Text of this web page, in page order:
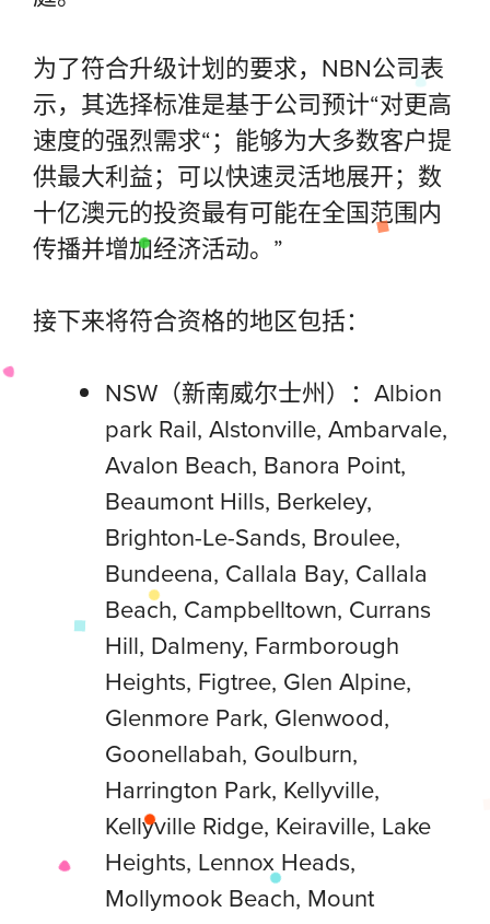
为了符合升级计划的要求，NBN公司表
示，其选择标准是基于公司预计“对更高
速度的强烈需求“；能够为大多数客户提
供最大利益；可以快速灵活地展开；数
十亿澳元的投资最有可能在全国范围内
传播并增加经济活动。”
接下来将符合资格的地区包括：
NSW（新南威尔士州）：Albion
park Rail, Alstonville, Ambarvale,
Avalon Beach, Banora Point,
Beaumont Hills, Berkeley,
Brighton-Le-Sands, Broulee,
Bundeena, Callala Bay, Callala
Beach, Campbelltown, Currans
Hill, Dalmeny, Farmborough
Heights, Figtree, Glen Alpine,
Glenmore Park, Glenwood,
Goonellabah, Goulburn,
Harrington Park, Kellyville,
Kellyville Ridge, Keiraville, Lake
Heights, Lennox Heads,
Mollymook Beach, Mount